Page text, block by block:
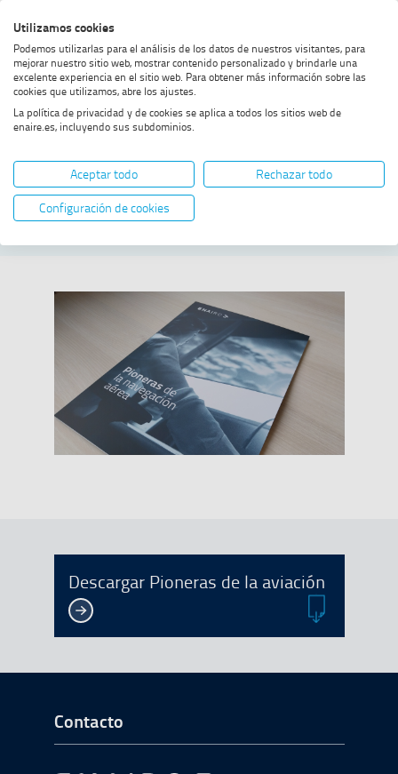
al
menú
al
contenido
al
footer
alto
contraste
Home MOSTRAR OPCIONES DEL CAMINO DE MIGAS
Pioneras de la aviación
Pioneras de la
aviación
Descargar Pioneras de la aviaciónEn
Ir a Inicio del Pie de página
Contacto
Utilizamos cookies
Podemos utilizarlas para el análisis de los datos de nuestros visitantes, para
mejorar nuestro sitio web, mostrar contenido personalizado y brindarle una
excelente experiencia en el sitio web. Para obtener más información sobre las
cookies que utilizamos, abre los ajustes.
La política de privacidad y de cookies se aplica a todos los sitios web de
enaire.es, incluyendo sus subdominios.
Aceptar todo
Rechazar todo
Configuración de cookies